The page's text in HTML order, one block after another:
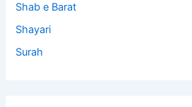
Shab e Barat
Shayari
Surah